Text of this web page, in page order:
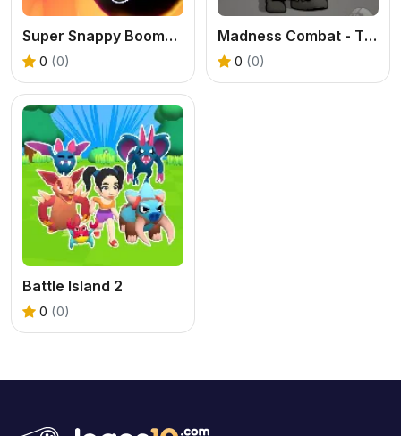
Super Snappy Boomguys
0 (0)
Madness Combat - The Sheriff Clones
0 (0)
Battle Island 2
0 (0)